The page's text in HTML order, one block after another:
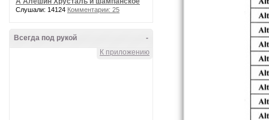
Слушали: 14124 Комментарии: 25
-
Всегда под рукой
К приложению